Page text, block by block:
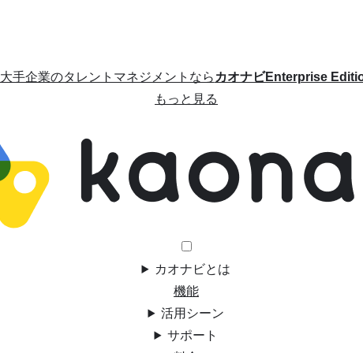
大手企業のタレントマネジメントならカオナビEnterprise
もっと見る
カオナビとは
機能
活用シーン
サポート